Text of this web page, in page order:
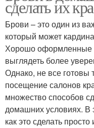
сделать их
Брови – это один из
который может
Хорошо оформленные
выглядеть более
Однако, не все готовы
посещение салонов
множество способов
домашних условиях. В
как это сделать